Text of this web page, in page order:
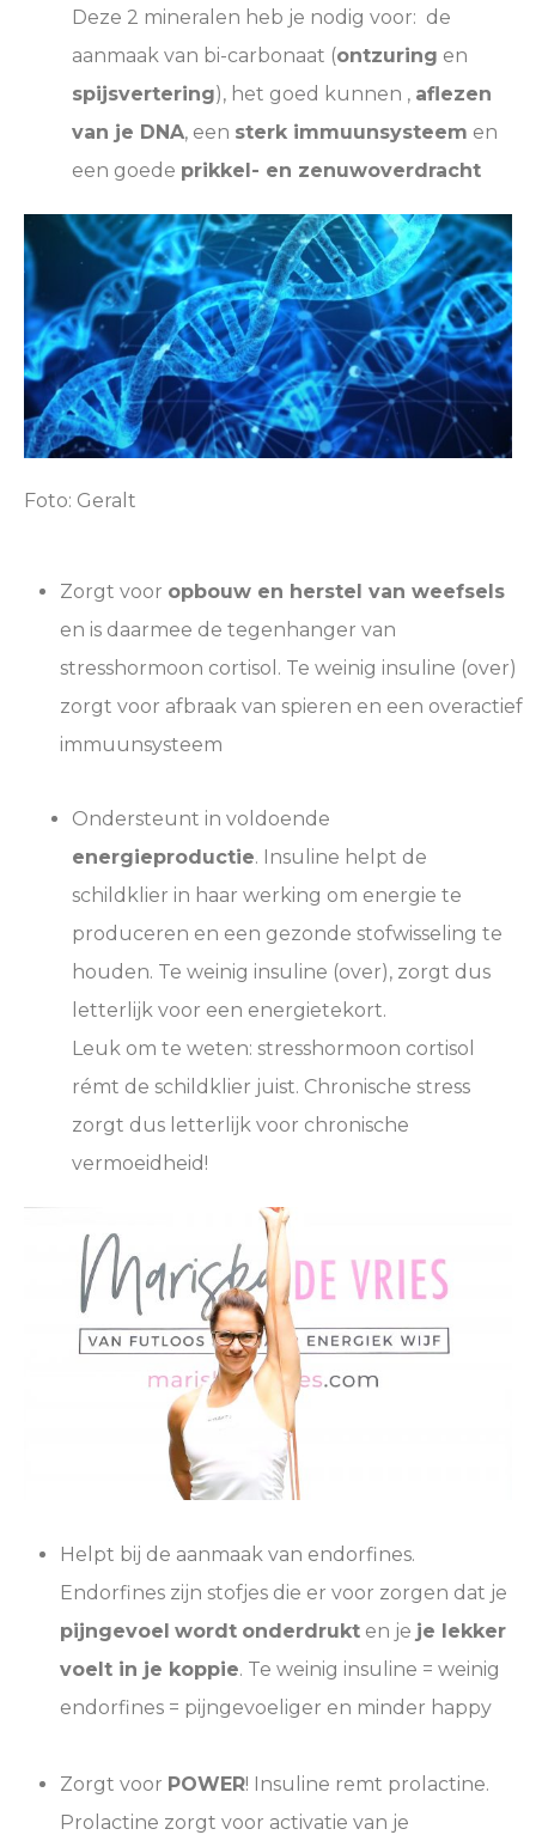
Deze 2 mineralen heb je nodig voor: de
aanmaak van bi-carbonaat (ontzuring en
spijsvertering), het goed kunnen , aflezen
van je DNA, een sterk immuunsysteem en
een goede prikkel- en zenuwoverdracht
Foto: Geralt
Zorgt voor opbouw en herstel van weefsels
en is daarmee de tegenhanger van
stresshormoon cortisol. Te weinig insuline (over)
zorgt voor afbraak van spieren en een overactief
immuunsysteem
Ondersteunt in voldoende
energieproductie. Insuline helpt de
schildklier in haar werking om energie te
produceren en een gezonde stofwisseling te
houden. Te weinig insuline (over), zorgt dus
letterlijk voor een energietekort.
Leuk om te weten: stresshormoon cortisol
rémt de schildklier juist. Chronische stress
zorgt dus letterlijk voor chronische
vermoeidheid!
Helpt bij de aanmaak van endorfines.
Endorfines zijn stofjes die er voor zorgen dat je
pijngevoel wordt onderdrukt en je je lekker
voelt in je koppie. Te weinig insuline = weinig
endorfines = pijngevoeliger en minder happy
Zorgt voor POWER! Insuline remt prolactine.
Prolactine zorgt voor activatie van je